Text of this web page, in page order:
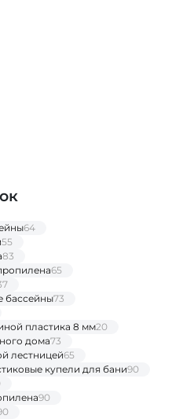
64
55
83
65
бассейны73
пластика 8 мм20
дома73
лестницей65
купели для бани90
90